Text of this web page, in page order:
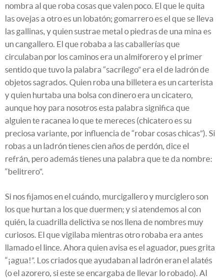
nombra al que roba cosas que valen poco. El que le quita
las ovejas a otro es un lobatón; gomarrero es el que se lleva
las gallinas, y quien sustrae metal o piedras de una mina es
un cangallero. El que robaba a las caballerías que
circulaban por los caminos era un almiforero y el primer
sentido que tuvo la palabra “sacrílego” era el de ladrón de
objetos sagrados. Quien roba una billetera es un carterista
y quien hurtaba una bolsa con dinero era un cicatero,
aunque hoy para nosotros esta palabra significa que
alguien te racanea lo que te mereces (chicatero es su
preciosa variante, por influencia de “robar cosas chicas”). Si
robas a un ladrón tienes cien años de perdón, dice el
refrán, pero además tienes una palabra que te da nombre:
“belitrero".
Si nos fijamos en el cuándo, murcigallero y murciglero son
los que hurtan a los que duermen; y si atendemos al con
quién, la cuadrilla delictiva se nos llena de nombres muy
curiosos. El que vigilaba mientras otro robaba era antes
llamado el lince. Ahora quien avisa es el aguador, pues grita
“¡agua!”. Los criados que ayudaban al ladrón eran el alatés
(o el azorero, si este se encargaba de llevar lo robado). Al